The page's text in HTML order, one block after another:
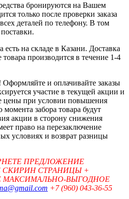
бронируются на Вашем
только после проверки заказа
деталей по телефону. В том
есть на складе в Казани. Доставка
производится в течение 1-4
и оплачивайте заказы
участие в текущей акции и
цены при условии повышения
забора товара будут
акции в сторону снижения
право на перезаключение
условиях и возврат разницы
ПРЕДЛОЖЕНИЕ
СТРАНИЦЫ +
МАКСИМАЛЬНО-ВЫГОДНОЕ
+7 (960) 043-36-55